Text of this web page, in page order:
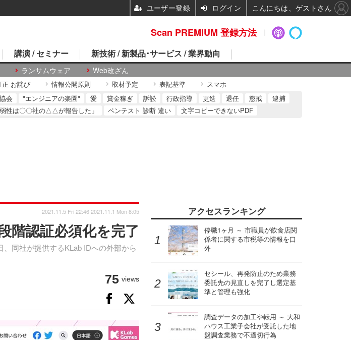
ランサムウェア Web改ざん
講演 / セミナー 新技術 / 新製品･サービス / 業界動向
正 お詫び 情報公開原則 取材予定 表記基準 スマホ
会 "エンジニアの楽園" 愛 賞金稼ぎ 訴訟 行政指導 更迭 退任 懲戒
逮捕
弱性は〇〇社の△△が報告した」
ペンテスト 診断 違い 文字コピーできないPDF
階認証必須化を完了
同社が提供するKLab IDへの外部から
2021.11.5 Fri 22:46 2021.11.1 Mon 8:05
75 views
アクセスランキング
停職1ヶ月 ～ 市職員が飲食店関
係者に関する市税等の情報を口
外
セシール、再発防止のため業務
委託先の見直しを完了し選定基
準と管理も強化
調査データの加工や転用 ～ 大和
ハウス工業子会社が受託した地
盤調査業務で不適切行為
Scan PREMIUM 登録方法
ユーザー登録 ログイン こんにちは、ゲストさん